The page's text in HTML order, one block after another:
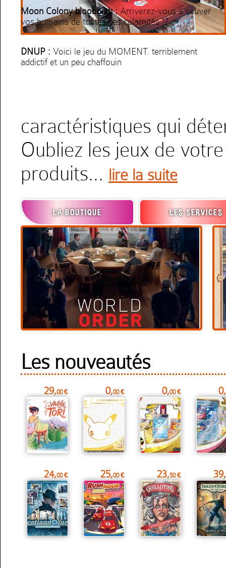
découvrir ce jeu
découvrir ce jeu
découvrir ce jeu
Moon Colony bloodbath :Arriverez-vous à sauver
vos humains de toutes ces calamités !?
DNUP : Voici le jeu du MOMENT. terriblement
addictif et un peu chaffouin
caractéristiques qui
Oubliez les jeux de
produits... lire la suite
LA BOUTIQUE LES SERVICES
Les nouveautés
29,00 € 0,00 € 0,00 € 0,
24,00 € 25,00 € 23,50 € 39,